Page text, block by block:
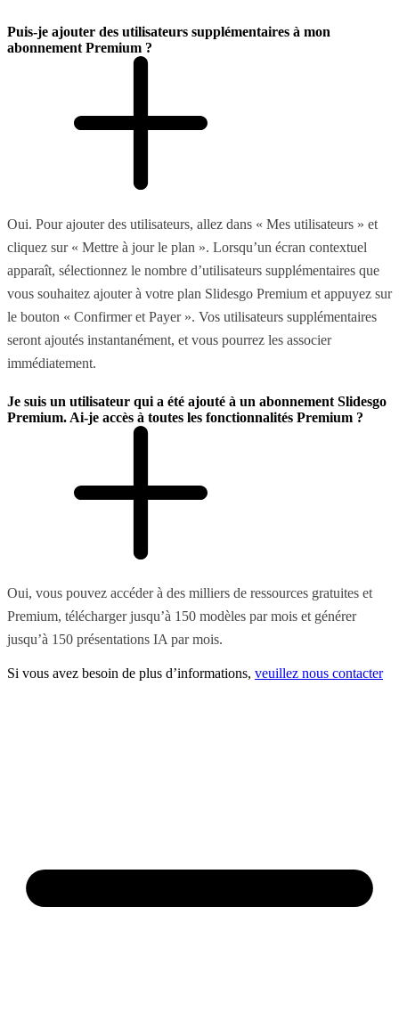
Puis-je ajouter des utilisateurs supplémentaires à mon
abonnement Premium ?
Oui. Pour ajouter des utilisateurs, allez dans « Mes utilisateurs » et
cliquez sur « Mettre à jour le plan ». Lorsqu’un écran contextuel
apparaît, sélectionnez le nombre d’utilisateurs supplémentaires que
vous souhaitez ajouter à votre plan Slidesgo Premium et appuyez sur
le bouton « Confirmer et Payer ». Vos utilisateurs supplémentaires
seront ajoutés instantanément, et vous pourrez les associer
immédiatement.
Je suis un utilisateur qui a été ajouté à un abonnement Slidesgo
Premium. Ai-je accès à toutes les fonctionnalités Premium ?
Oui, vous pouvez accéder à des milliers de ressources gratuites et
Premium, télécharger jusqu’à 150 modèles par mois et générer
jusqu’à 150 présentations IA par mois.
Si vous avez besoin de plus d’informations, veuillez nous contacter